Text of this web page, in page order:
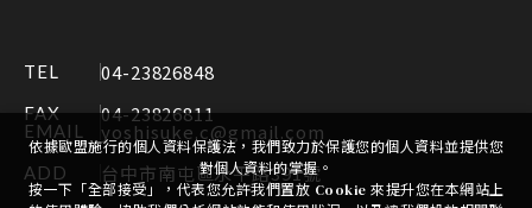
TEL 04-23826848
FAX 04-23826811
EMAIL yoshisuke.c@gmail.com
ADD 台中市南屯區永平路391號
依據歐盟施行的個人資料保護法，我們致力於保護您的個人資料並提供您
對個人資料的掌握。
按一下「全部接受」，代表您允許我們置放 Cookie 來提升您在本網站上